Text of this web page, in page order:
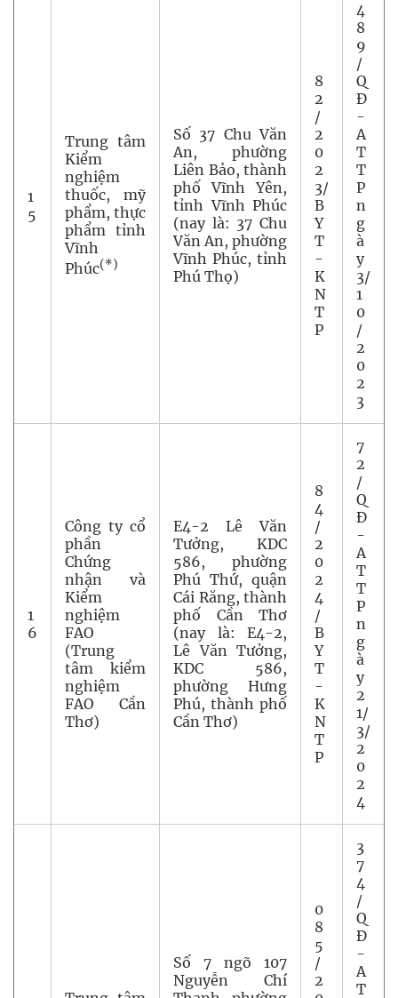
1
5
Trung tâm
Kiểm
nghiệm
thuốc, mỹ
phẩm, thực
phẩm tỉnh
Vĩnh
Phúc(*)
Số 37 Chu Văn
An, phường
Liên Bảo, thành
phố Vĩnh Yên,
tỉnh Vĩnh Phúc
(nay là: 37 Chu
Văn An, phường
Vĩnh Phúc, tỉnh
Phú Thọ)
8
2
/
2
0
2
3/
B
Y
T
-
K
N
T
P
4
8
9
/
Q
Đ
-
A
T
T
P
n
g
à
y
3/
1
0
/
2
0
2
3
1
6
Công ty cổ
phần
Chứng
nhận và
Kiểm
nghiệm
FAO
(Trung
tâm kiểm
nghiệm
FAO Cần
Thơ)
E4-2 Lê Văn
Tưởng, KDC
586, phường
Phú Thứ, quận
Cái Răng, thành
phố Cần Thơ
(nay là: E4-2,
Lê Văn Tưởng,
KDC 586,
phường Hưng
Phú, thành phố
Cần Thơ)
8
4
/
2
0
2
4
/
B
Y
T
-
K
N
T
P
7
2
/
Q
Đ
-
A
T
T
P
n
g
à
y
2
1/
3/
2
0
2
4
Số 7 ngõ 107
Nguyễn Chí
0
8
5
/
2
3
7
4
/
Q
Đ
-
A
T